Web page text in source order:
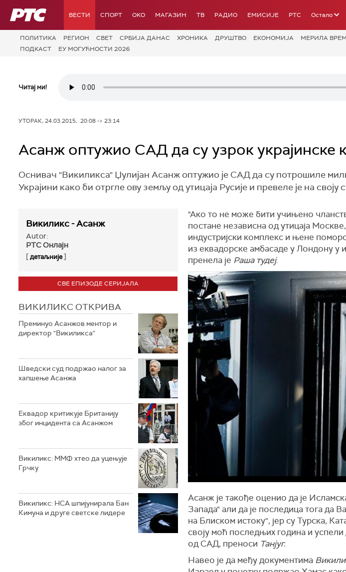
РТС ВЕСТИ СПОРТ OKO МАГАЗИН ТВ РАДИО ЕМИСИЈЕ РТС Остало
ПОЛИТИКА РЕГИОН СВЕТ СРБИЈА ДАНАС ХРОНИКА ДРУШТВО ЕКОНОМИЈА МЕРИЛА
ПОДКАСТ
ЕУ МОГУЋНОСТИ 2026
Читај ми!
УТОРАК, 24.03.2015, 20:08 -> 23:14
Асанж оптужио САД да су узрок украјинске
Оснивач "Викиликса" Џулијан Асанж оптужио је САД да су потрошиле
Украјини како би отргле ову земљу од утицаја Русије и превеле је на своју
Викиликс - Асанж
Autor:
РТС Онлајн
[детаљније]
СВЕ ЕПИЗОДЕ СЕРИЈАЛА
ВИКИЛИКС ОТКРИВА
Преминуо Асанжов ментор и
директор "Викиликса"
Шведски суд подржао налог за
хапшење Асанжа
Еквадор критикује Британију
због инцидента са Асанжом
Викиликс: ММФ хтео да уцењује
Грчку
Викиликс: НСА шпијунирала Бан
Кимуна и друге светске лидере
"Ако то не може бити учињено
постане независна од утицаја
индустријски комплекс и њене
из еквадорске амбасаде у Лондону у
пренела је Раша тудеј.
Асанж је такође оценио да је
Запада" али да је последица тога да
на Блиском истоку", јер су Турска,
своју моћ последњих година и
од САД, преноси Танјуг.
Навео је да међу документима